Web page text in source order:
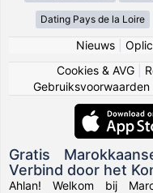
Dating Pays de la Loire
Nieuws|
Cookies & AVG
Gebruiksvoorwaarden
Gratis
Verbind door het
Ahlan! Welkom bij